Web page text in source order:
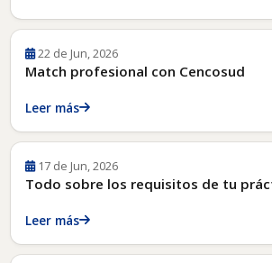
22 de Jun, 2026
Match profesional con Cencosud
Leer más
17 de Jun, 2026
Todo sobre los requisitos de tu
Leer más